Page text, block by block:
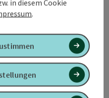
in diesem Cookie
.